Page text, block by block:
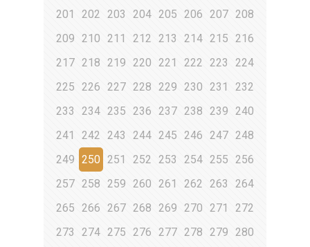
201
202 203 204 205 206 207 208
209 210 211 212 213 214 215 216
217 218 219 220 221 222 223
224
225 226 227 228 229 230 231
232
233
234 235 236 237 238 239 240
241
242 243 244 245 246 247 248
249 250 251 252 253 254 255 256
257 258 259 260 261 262 263
264
265 266 267 268 269 270 271
272
273
274 275 276 277 278 279 280